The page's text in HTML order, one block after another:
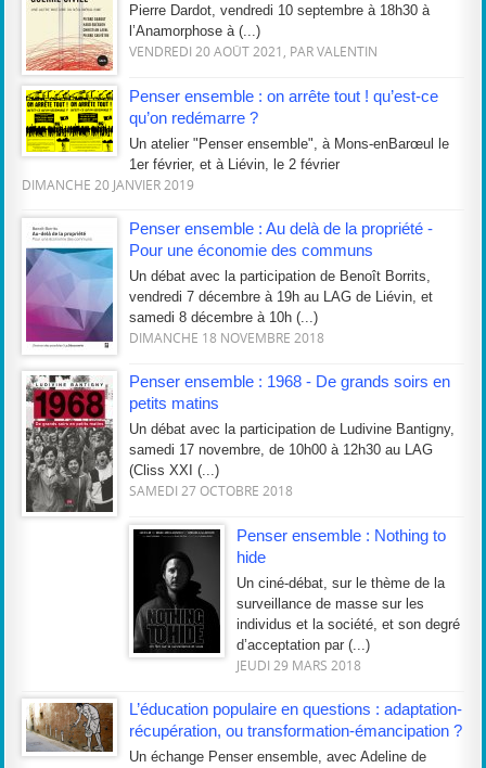
Pierre Dardot, vendredi 10 septembre à 18h30 à
l’Anamorphose à (...)
VENDREDI 20 AOÛT 2021, PAR VALENTIN
Penser ensemble : on arrête tout ! qu’est-ce
qu’on redémarre ?
Un atelier "Penser ensemble", à Mons-enBarœul le
1er février, et à Liévin, le 2 février
DIMANCHE 20 JANVIER 2019
Penser ensemble : Au delà de la propriété -
Pour une économie des communs
Un débat avec la participation de Benoît Borrits,
vendredi 7 décembre à 19h au LAG de Liévin, et
samedi 8 décembre à 10h (...)
DIMANCHE 18 NOVEMBRE 2018
Penser ensemble : 1968 - De grands soirs en
petits matins
Un débat avec la participation de Ludivine Bantigny,
samedi 17 novembre, de 10h00 à 12h30 au LAG
(Cliss XXI (...)
SAMEDI 27 OCTOBRE 2018
Penser ensemble : Nothing to
hide
Un ciné-débat, sur le thème de la
surveillance de masse sur les
individus et la société, et son degré
d’acceptation par (...)
JEUDI 29 MARS 2018
L’éducation populaire en questions : adaptation-
récupération, ou transformation-émancipation ?
Un échange Penser ensemble, avec Adeline de